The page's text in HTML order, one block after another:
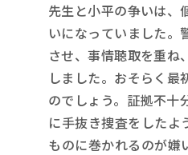
先生と小平の争いは、
いになっていました。
させ、事情聴取を重ね
しました。おそらく最
のでしょう。証拠不十
に手抜き捜査をしたよ
ものに巻かれるのが嫌